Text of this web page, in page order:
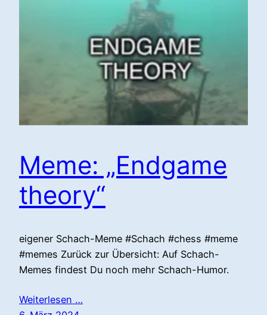
Meme: „Endgame
theory“
eigener Schach-Meme #Schach #chess #meme
#memes Zurück zur Übersicht: Auf Schach-
Memes findest Du noch mehr Schach-Humor.
Weiterlesen …